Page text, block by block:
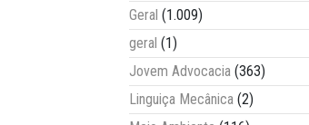
Geral (1.009)
geral (1)
Jovem Advocacia (363)
Linguiça Mecânica (2)